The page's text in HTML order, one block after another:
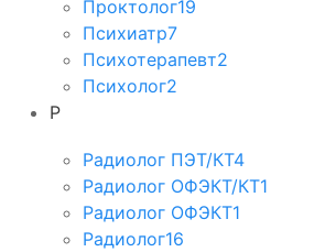
Проктолог19
Психиатр7
Психотерапевт2
Психолог2
Р
Радиолог ПЭТ/КТ4
Радиолог ОФЭКТ/КТ1
Радиолог ОФЭКТ1
Радиолог16